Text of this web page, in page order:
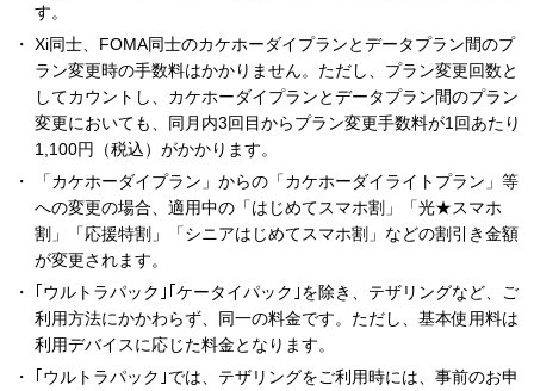
す。
Xi同士、FOMA同士のカケホーダイプランとデータプラン間のプ
ラン変更時の手数料はかかりません。ただし、プラン変更回数と
してカウントし、カケホーダイプランとデータプラン間のプラン
変更においても、同月内3回目からプラン変更手数料が1回あたり
1,100円（税込）がかかります。
「カケホーダイプラン」からの「カケホーダイライトプラン」等
への変更の場合、適用中の「はじめてスマホ割」「光★スマホ
割」「応援特割」「シニアはじめてスマホ割」などの割引き金額
が変更されます。
｢ウルトラパック｣｢ケータイパック｣を除き、テザリングなど、ご
利用方法にかかわらず、同一の料金です。ただし、基本使用料は
利用デバイスに応じた料金となります。
｢ウルトラパック｣では、テザリングをご利用時には、事前のお申